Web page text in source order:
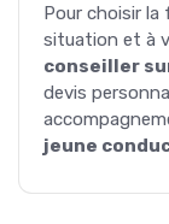
Pour choisir la
situation et à
conseiller
devis
jeune